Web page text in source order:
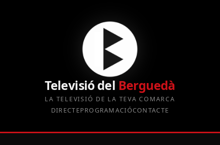
Televisió del Berguedà
LA TELEVISIÓ DE LA TEVA COMARCA
DIRECTEPROGRAMACIÓCONTACTE